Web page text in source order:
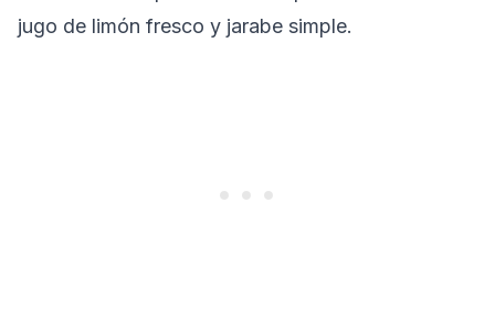
jugo de limón fresco y jarabe simple.